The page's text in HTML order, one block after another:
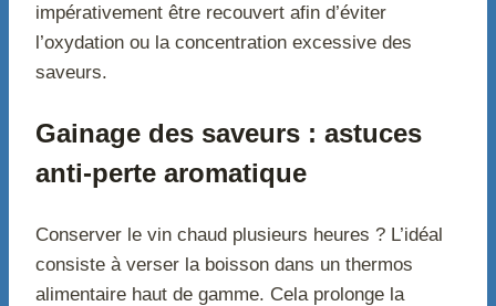
impérativement être recouvert afin d’éviter
l’oxydation ou la concentration excessive des
saveurs.
Gainage des saveurs : astuces
anti-perte aromatique
Conserver le vin chaud plusieurs heures ? L’idéal
consiste à verser la boisson dans un thermos
alimentaire haut de gamme. Cela prolonge la